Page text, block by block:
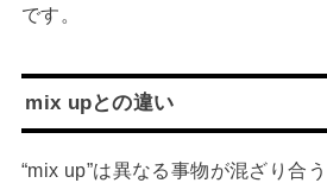
です。
mix upとの違い
“mix up”は異なる事物が混ざり合